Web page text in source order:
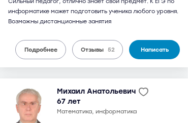
информатике может подготовить ученика любого уровня.
Возможны дистанционные занятия
Подробнее Отзывы 52 Написать
Михаил Анатольевич
67 лет
математика, информатика